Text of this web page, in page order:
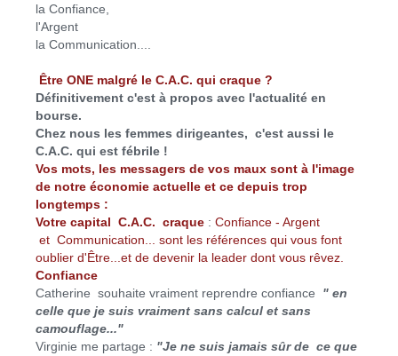
la Confiance,
l'Argent
la Communication....
Être ONE malgré le C.A.C. qui craque ?
Définitivement c'est à propos avec l'actualité en
bourse.
Chez nous les femmes dirigeantes, c'est aussi le
C.A.C. qui est fébrile !
Vos mots, les messagers de vos maux sont à l'image
de notre économie actuelle et ce depuis trop
longtemps :
Votre capital C.A.C. craque : Confiance - Argent
et Communication... sont les références qui vous font
oublier d'Être...et de devenir la leader dont vous rêvez.
Confiance
Catherine souhaite vraiment reprendre confiance " en
celle que je suis vraiment sans calcul et sans
camouflage..."
Virginie me partage : "Je ne suis jamais sûr de ce que